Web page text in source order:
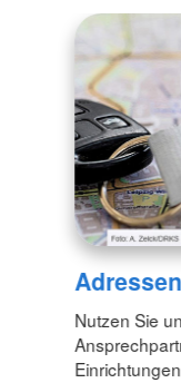
Adressen
Nutzen Sie